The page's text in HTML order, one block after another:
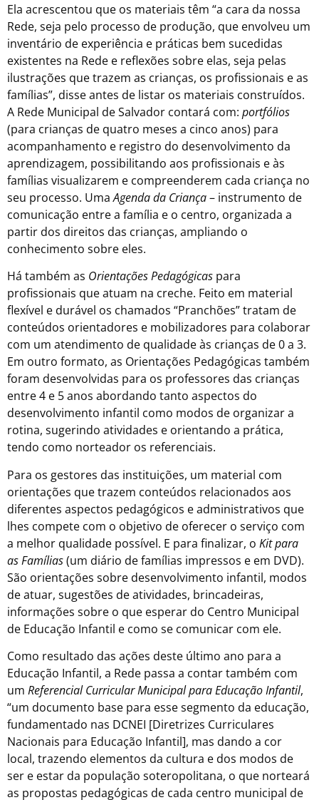
Ela acrescentou que os materiais têm “a cara da nossa
Rede, seja pelo processo de produção, que envolveu um
inventário de experiência e práticas bem sucedidas
existentes na Rede e reflexões sobre elas, seja pelas
ilustrações que trazem as crianças, os profissionais e as
famílias”, disse antes de listar os materiais construídos.
A Rede Municipal de Salvador contará com: portfólios
(para crianças de quatro meses a cinco anos) para
acompanhamento e registro do desenvolvimento da
aprendizagem, possibilitando aos profissionais e às
famílias visualizarem e compreenderem cada criança no
seu processo. UmaAgenda da Criança– instrumento de
comunicação entre a família e o centro, organizada a
partir dos direitos das crianças, ampliando o
conhecimento sobre eles.
Há também as Orientações Pedagógicas para
profissionais que atuam na creche. Feito em material
flexível e durável os chamados “Pranchões” tratam de
conteúdos orientadores e mobilizadores para colaborar
com um atendimento de qualidade às crianças de 0 a 3.
Em outro formato, as Orientações Pedagógicas também
foram desenvolvidas para os professores das crianças
entre 4 e 5 anos abordando tanto aspectos do
desenvolvimento infantil como modos de organizar a
rotina, sugerindo atividades e orientando a prática,
tendo como norteador os referenciais.
Para os gestores das instituições, um material com
orientações que trazem conteúdos relacionados aos
diferentes aspectos pedagógicos e administrativos que
lhes compete com o objetivo de oferecer o serviço com
a melhor qualidade possível. E para finalizar, o Kit para
as Famílias(um diário de famílias impressos e em DVD).
São orientações sobre desenvolvimento infantil, modos
de atuar, sugestões de atividades, brincadeiras,
informações sobre o que esperar do Centro Municipal
de Educação Infantil e como se comunicar com ele.
Como resultado das ações deste último ano para a
Educação Infantil, a Rede passa a contar também com
um Referencial Curricular Municipal para Educação Infantil,
“um documento base para esse segmento da educação,
fundamentado nas DCNEI [Diretrizes Curriculares
Nacionais para Educação Infantil], mas dando a cor
local, trazendo elementos da cultura e dos modos de
ser e estar da população soteropolitana, o que norteará
as propostas pedagógicas de cada centro municipal de